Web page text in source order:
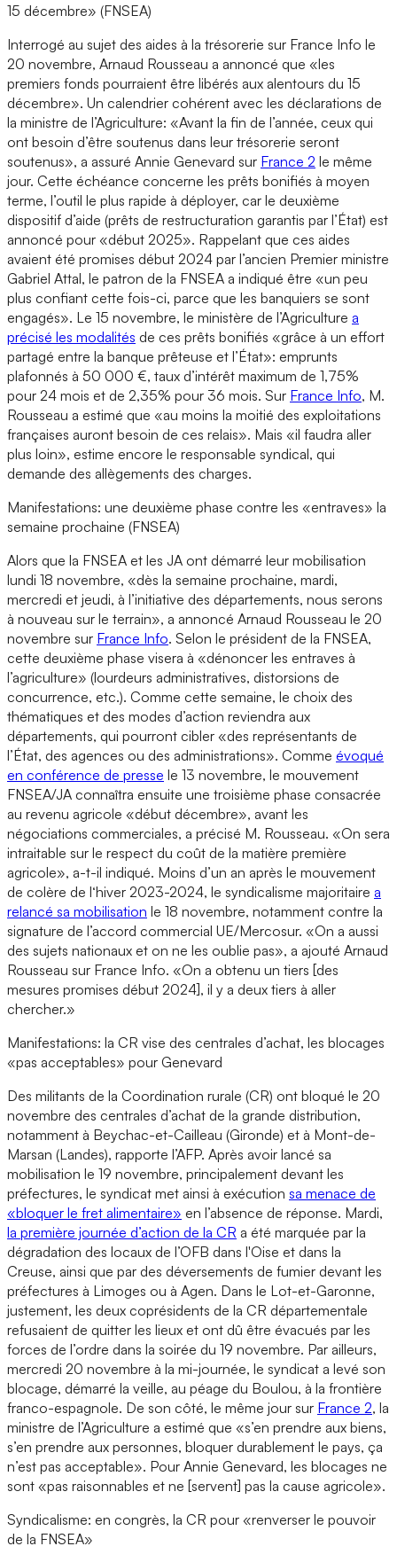
15 décembre» (FNSEA)
Interrogé au sujet des aides à la trésorerie sur France Info le
20 novembre, Arnaud Rousseau a annoncé que «les
premiers fonds pourraient être libérés aux alentours du 15
décembre». Un calendrier cohérent avec les déclarations de
la ministre de l’Agriculture: «Avant la fin de l’année, ceux qui
ont besoin d’être soutenus dans leur trésorerie seront
soutenus», a assuré Annie Genevard sur France 2 le même
jour. Cette échéance concerne les prêts bonifiés à moyen
terme, l’outil le plus rapide à déployer, car le deuxième
dispositif d’aide (prêts de restructuration garantis par l’État) est
annoncé pour «début 2025». Rappelant que ces aides
avaient été promises début 2024 par l’ancien Premier ministre
Gabriel Attal, le patron de la FNSEA a indiqué être «un peu
plus confiant cette fois-ci, parce que les banquiers se sont
engagés». Le 15 novembre, le ministère de l’Agriculture a
précisé les modalités de ces prêts bonifiés «grâce à un effort
partagé entre la banque prêteuse et l’État»: emprunts
plafonnés à 50 000 €, taux d’intérêt maximum de 1,75%
pour 24 mois et de 2,35% pour 36 mois. Sur France Info, M.
Rousseau a estimé que «au moins la moitié des exploitations
françaises auront besoin de ces relais». Mais «il faudra aller
plus loin», estime encore le responsable syndical, qui
demande des allègements des charges.
Manifestations: une deuxième phase contre les «entraves» la
semaine prochaine (FNSEA)
Alors que la FNSEA et les JA ont démarré leur mobilisation
lundi 18 novembre, «dès la semaine prochaine, mardi,
mercredi et jeudi, à l’initiative des départements, nous serons
à nouveau sur le terrain», a annoncé Arnaud Rousseau le 20
novembre sur France Info. Selon le président de la FNSEA,
cette deuxième phase visera à «dénoncer les entraves à
l’agriculture» (lourdeurs administratives, distorsions de
concurrence, etc.). Comme cette semaine, le choix des
thématiques et des modes d’action reviendra aux
départements, qui pourront cibler «des représentants de
l’État, des agences ou des administrations». Comme évoqué
en conférence de presse le 13 novembre, le mouvement
FNSEA/JA connaîtra ensuite une troisième phase consacrée
au revenu agricole «début décembre», avant les
négociations commerciales, a précisé M. Rousseau. «On sera
intraitable sur le respect du coût de la matière première
agricole», a-t-il indiqué. Moins d’un an après le mouvement
de colère de l‘hiver 2023-2024, le syndicalisme majoritaire a
relancé sa mobilisation le 18 novembre, notamment contre la
signature de l’accord commercial UE/Mercosur. «On a aussi
des sujets nationaux et on ne les oublie pas», a ajouté Arnaud
Rousseau sur France Info. «On a obtenu un tiers [des
mesures promises début 2024], il y a deux tiers à aller
chercher.»
Manifestations: la CR vise des centrales d’achat, les blocages
«pas acceptables» pour Genevard
Des militants de la Coordination rurale (CR) ont bloqué le 20
novembre des centrales d’achat de la grande distribution,
notamment à Beychac-et-Cailleau (Gironde) et à Mont-de-
Marsan (Landes), rapporte l’AFP. Après avoir lancé sa
mobilisation le 19 novembre, principalement devant les
préfectures, le syndicat met ainsi à exécution sa menace de
«bloquer le fret alimentaire» en l’absence de réponse. Mardi,
la première journée d’action de la CR a été marquée par la
dégradation des locaux de l’OFB dans l'Oise et dans la
Creuse, ainsi que par des déversements de fumier devant les
préfectures à Limoges ou à Agen. Dans le Lot-et-Garonne,
justement, les deux coprésidents de la CR départementale
refusaient de quitter les lieux et ont dû être évacués par les
forces de l’ordre dans la soirée du 19 novembre. Par ailleurs,
mercredi 20 novembre à la mi-journée, le syndicat a levé son
blocage, démarré la veille, au péage du Boulou, à la frontière
franco-espagnole. De son côté, le même jour sur France 2, la
ministre de l’Agriculture a estimé que «s’en prendre aux biens,
s’en prendre aux personnes, bloquer durablement le pays, ça
n’est pas acceptable». Pour Annie Genevard, les blocages ne
sont «pas raisonnables et ne [servent] pas la cause agricole».
Syndicalisme: en congrès, la CR pour «renverser le pouvoir
de la FNSEA»